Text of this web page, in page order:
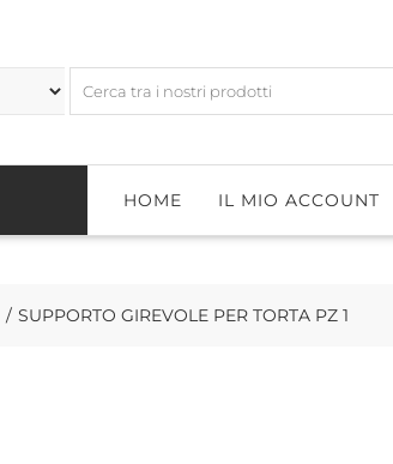
HOME IL MIO ACCOUNT
SUPPORTO GIREVOLE PER TORTA PZ 1